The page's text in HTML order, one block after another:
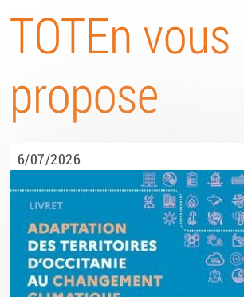
TOTEn vous
propose
6/07/2026